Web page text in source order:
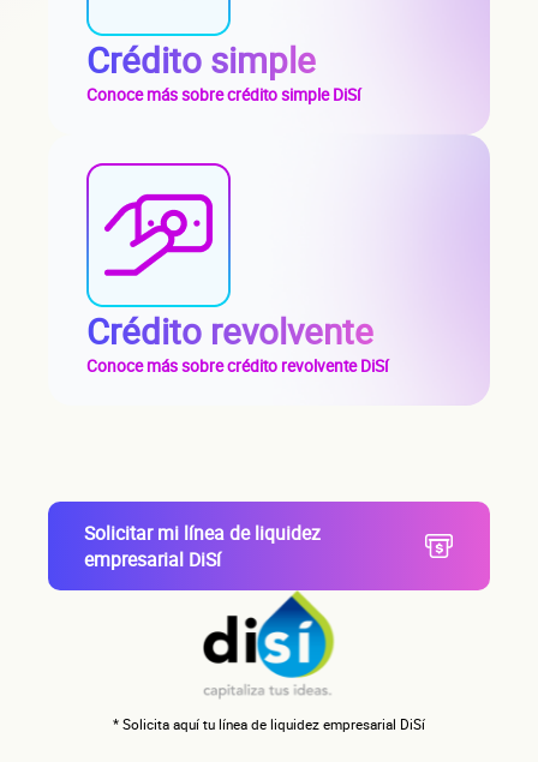
Crédito simple
Conoce más sobre crédito simple DiSí
Crédito revolvente
Conoce más sobre crédito revolvente DiSí
Solicitar mi línea de liquidez
empresarial DiSí
* Solicita aquí tu línea de liquidez empresarial DiSí
Autorización inmediata
100% autoservicio